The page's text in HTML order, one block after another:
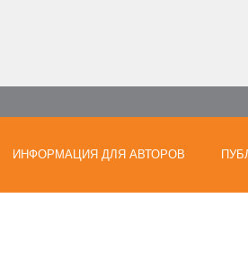
ИНФОРМАЦИЯ ДЛЯ АВТОРОВ